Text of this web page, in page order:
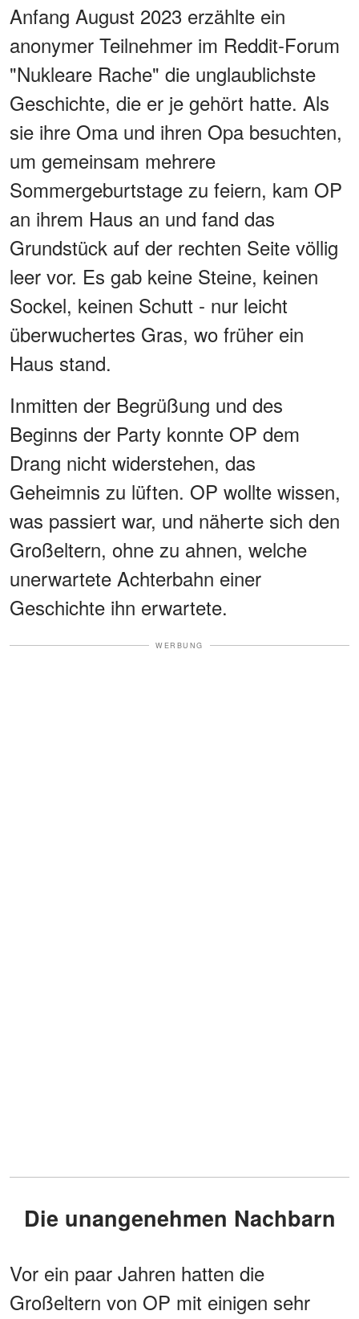
Anfang August 2023 erzählte ein
anonymer Teilnehmer im Reddit-Forum
"Nukleare Rache" die unglaublichste
Geschichte, die er je gehört hatte. Als
sie ihre Oma und ihren Opa besuchten,
um gemeinsam mehrere
Sommergeburtstage zu feiern, kam OP
an ihrem Haus an und fand das
Grundstück auf der rechten Seite völlig
leer vor. Es gab keine Steine, keinen
Sockel, keinen Schutt - nur leicht
überwuchertes Gras, wo früher ein
Haus stand.
Inmitten der Begrüßung und des
Beginns der Party konnte OP dem
Drang nicht widerstehen, das
Geheimnis zu lüften. OP wollte wissen,
was passiert war, und näherte sich den
Großeltern, ohne zu ahnen, welche
unerwartete Achterbahn einer
Geschichte ihn erwartete.
WERBUNG
Die unangenehmen Nachbarn
Vor ein paar Jahren hatten die
Großeltern von OP mit einigen sehr